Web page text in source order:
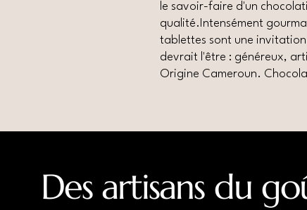
le savoir-faire d'un
qualité.Intensément
tablettes sont une invitation
devrait l'être : généreux,
Origine Cameroun.
Des artisans du